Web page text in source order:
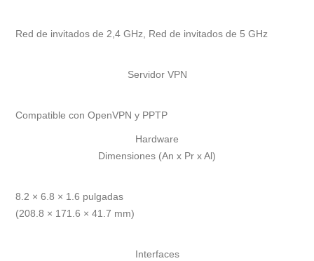
Red de invitados de 2,4 GHz, Red de invitados de 5 GHz
Servidor VPN
Compatible con OpenVPN y PPTP
Hardware
Dimensiones (An x Pr x Al)
8.2 × 6.8 × 1.6 pulgadas
(208.8 × 171.6 × 41.7 mm)
Interfaces